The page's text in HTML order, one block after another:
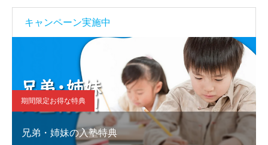
キャンペーン実施中
期間限定お得な特典
兄弟・姉妹の入塾特典